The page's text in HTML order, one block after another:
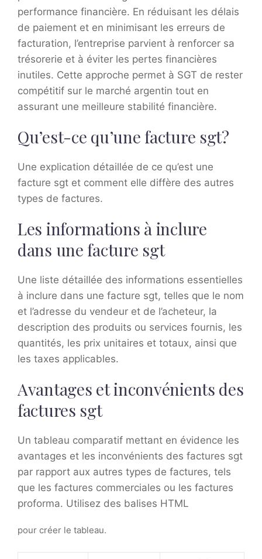
performance financière. En réduisant les délais
de paiement et en minimisant les erreurs de
facturation, l’entreprise parvient à renforcer sa
trésorerie et à éviter les pertes financières
inutiles. Cette approche permet à SGT de rester
compétitif sur le marché argentin tout en
assurant une meilleure stabilité financière.
Qu’est-ce qu’une facture sgt?
Une explication détaillée de ce qu’est une
facture sgt et comment elle diffère des autres
types de factures.
Les informations à inclure
dans une facture sgt
Une liste détaillée des informations essentielles
à inclure dans une facture sgt, telles que le nom
et l’adresse du vendeur et de l’acheteur, la
description des produits ou services fournis, les
quantités, les prix unitaires et totaux, ainsi que
les taxes applicables.
Avantages et inconvénients des
factures sgt
Un tableau comparatif mettant en évidence les
avantages et les inconvénients des factures sgt
par rapport aux autres types de factures, tels
que les factures commerciales ou les factures
proforma. Utilisez des balises HTML
pour créer le tableau.